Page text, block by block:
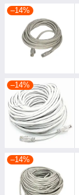
–14%
–14%
–14%